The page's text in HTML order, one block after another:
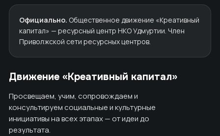
Официально. Общественное движение «Креативный
капитал» — ресурсный центр НКО Удмуртии. Член
Приволжской сети ресурсных центров.
Движение «Креативный капитал»
Просвещаем, учим, сопровождаем и
консультируем социальные и культурные
инициативы на всех этапах — от идеи до
результата.